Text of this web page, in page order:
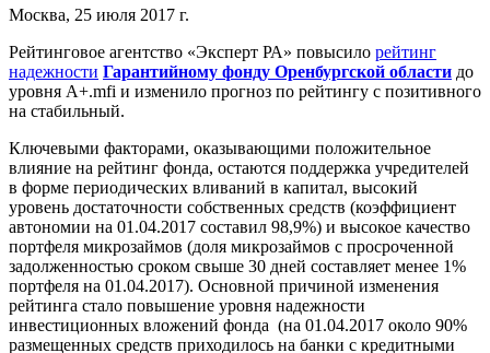
Москва, 25 июля 2017 г.
Рейтинговое агентство «Эксперт РА» повысило рейтинг
надежности Гарантийному фонду Оренбургской области до
уровня А+.mfi и изменило прогноз по рейтингу с позитивного
на стабильный.
Ключевыми факторами, оказывающими положительное
влияние на рейтинг фонда, остаются поддержка учредителей
в форме периодических вливаний в капитал, высокий
уровень достаточности собственных средств (коэффициент
автономии на 01.04.2017 составил 98,9%) и высокое качество
портфеля микрозаймов (доля микрозаймов с просроченной
задолженностью сроком свыше 30 дней составляет менее 1%
портфеля на 01.04.2017). Основной причиной изменения
рейтинга стало повышение уровня надежности
инвестиционных вложений фонда (на 01.04.2017 около 90%
размещенных средств приходилось на банки с кредитными